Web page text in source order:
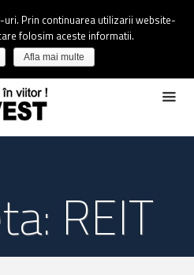
REIT
Prin continuarea utilizarii website-
folosim aceste informatii.
Afla mai multe